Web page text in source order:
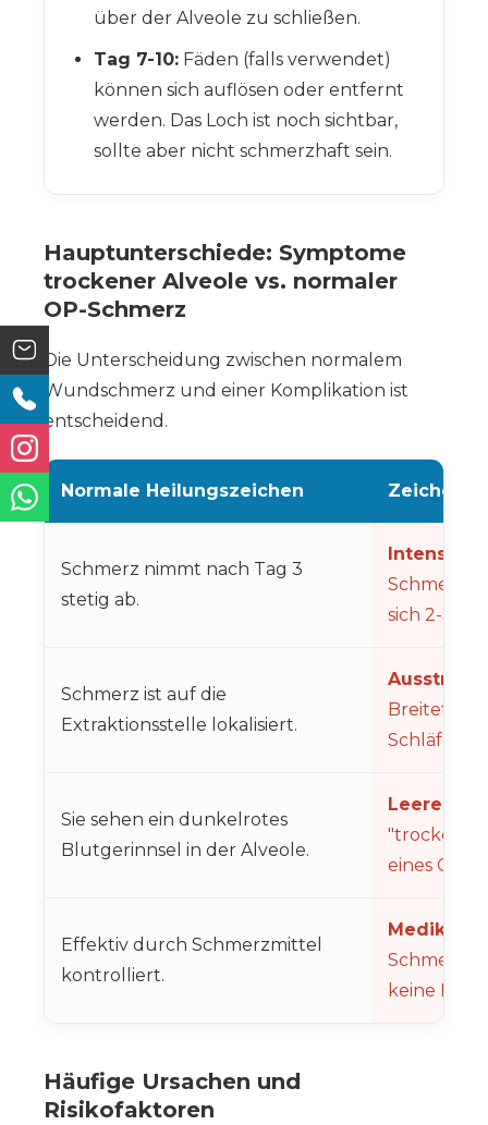
über der Alveole zu schließen.
Tag 7-10: Fäden (falls verwendet)
können sich auflösen oder entfernt
werden. Das Loch ist noch sichtbar,
sollte aber nicht schmerzhaft sein.
Hauptunterschiede: Symptome
trockener Alveole vs. normaler
OP-Schmerz
Die Unterscheidung zwischen normalem
Wundschmerz und einer Komplikation ist
entscheidend.
Normale Heilungszeichen Zeichen
Schmerz nimmt nach Tag 3
stetig ab.
Schmerz
sich 2-3
Schmerz ist auf die
Extraktionsstelle lokalisiert.
Breitet
Schläfe
Sie sehen ein dunkelrotes
Blutgerinnsel in der Alveole.
Leere
eines
Effektiv durch Schmerzmittel
kontrolliert.
keine
Häufige Ursachen und
Risikofaktoren